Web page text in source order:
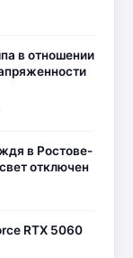
в отношении
в Ростове-
отключен
RTX 5060